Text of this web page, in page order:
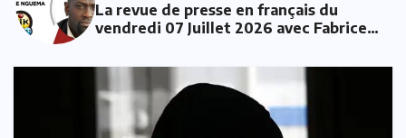
La revue de presse en français du
vendredi 07 Juillet 2026 avec Fabrice